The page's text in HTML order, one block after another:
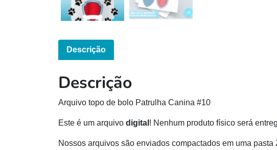
Descrição
Descrição
Arquivo topo de bolo Patrulha Canina #10
Este é um arquivo digital ! Nenhum produto físico será
Nossos arquivos são enviados compactados em uma pasta